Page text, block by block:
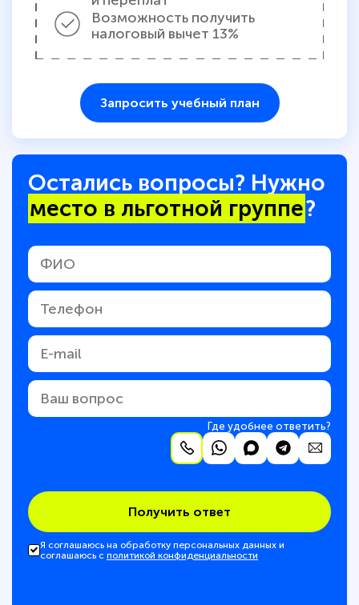
Возможность получить
налоговый вычет 13%
Запросить учебный план
Остались вопросы? Нужно
место в льготной группе?
Где удобнее ответить?
Получить ответ
Я соглашаюсь на обработку персональных данных и
соглашаюсь с политикой конфиденциальности